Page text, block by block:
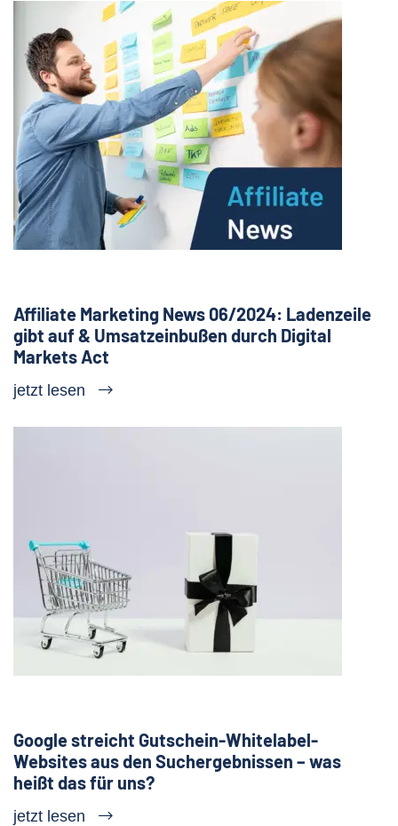
Affiliate Marketing News 06/2024: Ladenzeile
gibt auf & Umsatzeinbußen durch Digital
Markets Act
jetzt lesen
Google streicht Gutschein-Whitelabel-
Websites aus den Suchergebnissen – was
heißt das für uns?
jetzt lesen